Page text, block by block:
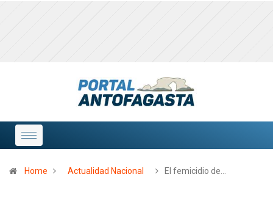
Home Actualidad Nacional El femicidio de…